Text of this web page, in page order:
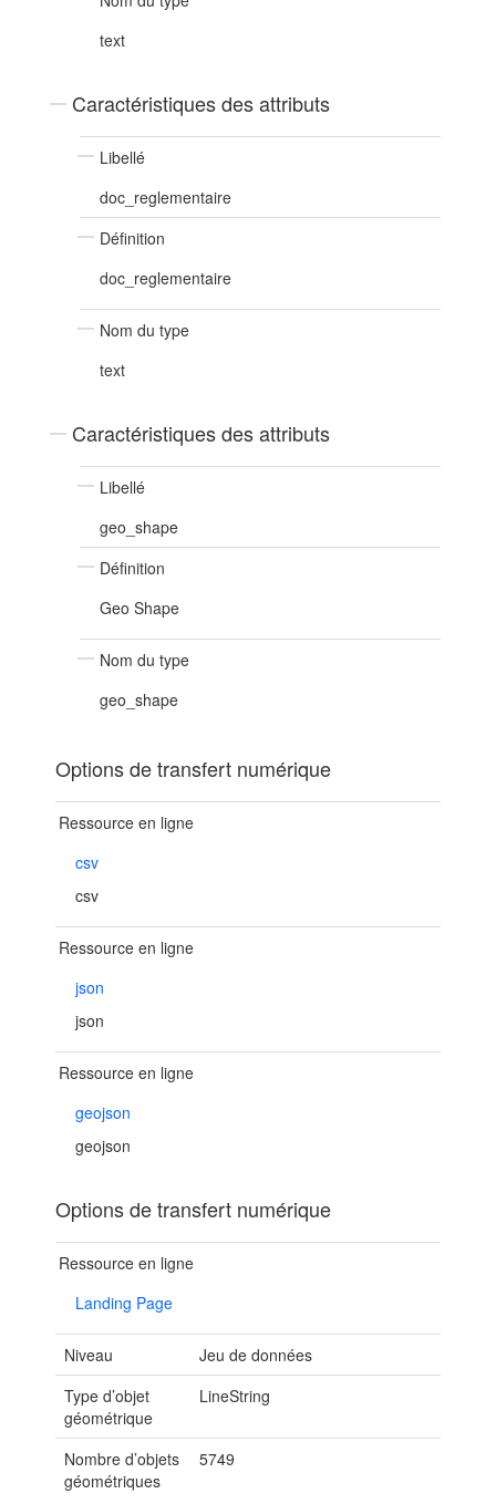
text
Caractéristiques des attributs
Libellé
doc_reglementaire
Définition
doc_reglementaire
Nom du type
text
Caractéristiques des attributs
Libellé
geo_shape
Définition
Geo Shape
Nom du type
geo_shape
Options de transfert numérique
Ressource en ligne
csv
csv
Ressource en ligne
json
json
Ressource en ligne
geojson
geojson
Options de transfert numérique
Ressource en ligne
Landing Page
Niveau
Jeu de données
Type d’objet
géométrique
LineString
Nombre d’objets
géométriques
5749